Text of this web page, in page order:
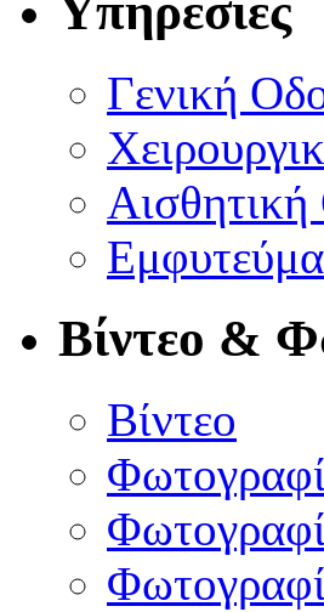
Υπηρεσίες
Γενική
Αισθητική
Βίντεο &
Βίντεο